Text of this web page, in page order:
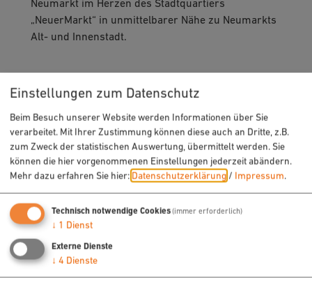
Neumarkt im Herzen des Stadtquartiers
„NeuerMarkt“ in unmittelbarer Nähe zu Neumarkts
Alt- und Innenstadt.
Einstellungen zum Datenschutz
Beim Besuch unserer Website werden Informationen über Sie
verarbeitet. Mit Ihrer Zustimmung können diese auch an Dritte, z.B.
zum Zweck der statistischen Auswertung, übermittelt werden. Sie
können die hier vorgenommenen Einstellungen jederzeit abändern.
Mehr dazu erfahren Sie hier:Datenschutzerklärung / Impressum.
Technisch notwendige Cookies(immer erforderlich)
↓ 1 Dienst
Externe Dienste
↓ 4 Dienste